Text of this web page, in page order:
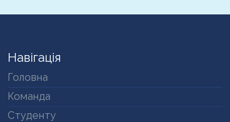
Навігація
Головна
Команда
Студенту